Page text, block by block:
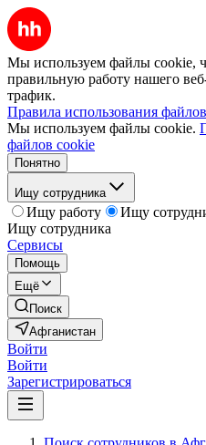
Мы используем файлы cookie,
правильную работу нашего
трафик.
Правила использования
Мы используем файлы cookie.
файлов cookie
Понятно
Ищу сотрудника
Ищу работу
Ищу
Ищу сотрудника
Сервисы
Помощь
Ещё
Поиск
Афганистан
Войти
Войти
Зарегистрироваться